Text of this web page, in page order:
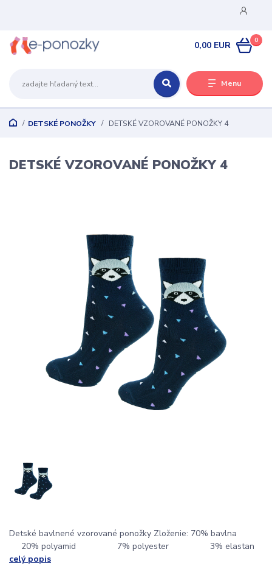
Menu
0
0,00 EUR
DETSKÉ PONOŽKY DETSKÉ VZOROVANÉ PONOŽKY 4
DETSKÉ VZOROVANÉ PONOŽKY 4
Detské bavlnené vzorované ponožky Zloženie: 70% bavlna
20% polyamid 7% polyester 3% elastan
celý popis